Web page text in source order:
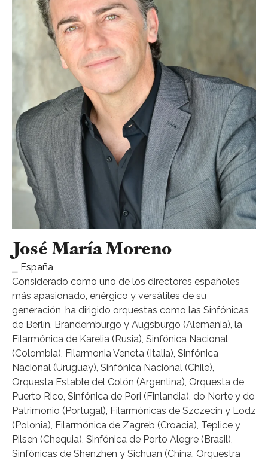
José María Moreno
⎯ España
Considerado como uno de los directores españoles
más apasionado, enérgico y versátiles de su
generación, ha dirigido orquestas como las Sinfónicas
de Berlín, Brandemburgo y Augsburgo (Alemania), la
Filarmónica de Karelia (Rusia), Sinfónica Nacional
(Colombia), Filarmonia Veneta (Italia), Sinfónica
Nacional (Uruguay), Sinfónica Nacional (Chile),
Orquesta Estable del Colón (Argentina), Orquesta de
Puerto Rico, Sinfónica de Pori (Finlandia), do Norte y do
Patrimonio (Portugal), Filarmónicas de Szczecin y Lodz
(Polonia), Filarmónica de Zagreb (Croacia), Teplice y
Pilsen (Chequia), Sinfónica de Porto Alegre (Brasil),
Sinfónicas de Shenzhen y Sichuan (China, Orquestra